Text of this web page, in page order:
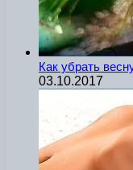
Как убрать
03.10.2017